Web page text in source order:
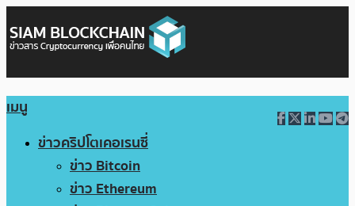
เมนู
ข่าวคริปโตเคอเรนซี่
ข่าว Bitcoin
ข่าว Ethereum